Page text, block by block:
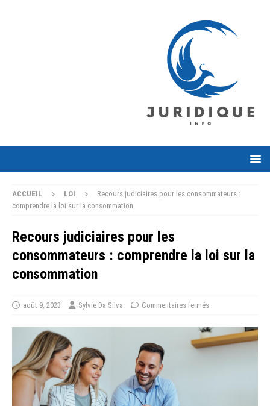
ACCUEIL LOI
Recours judiciaires pour les consommateurs :
comprendre la loi sur la consommation
Recours judiciaires pour les
consommateurs : comprendre la loi sur la
consommation
août 9, 2023 Sylvie Da Silva Commentaires fermés